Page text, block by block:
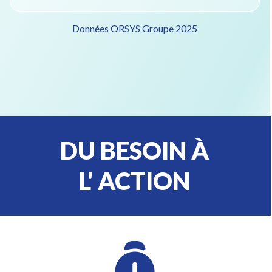
Données ORSYS Groupe 2025
DU BESOIN À
L' ACTION